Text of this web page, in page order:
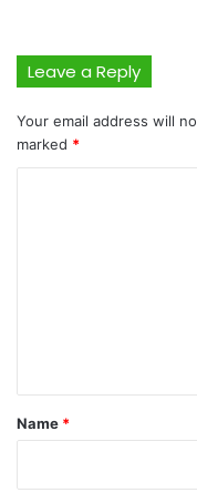
Leave a Reply
Your email address will
marked *
*
Name *